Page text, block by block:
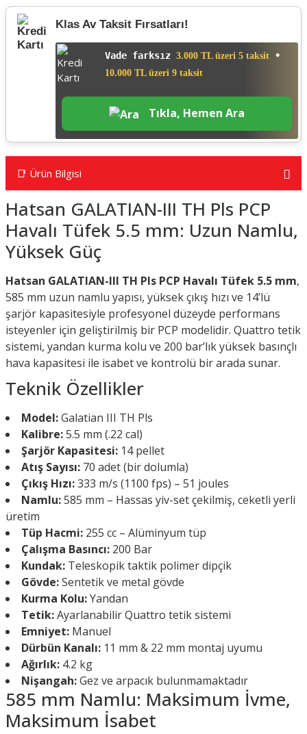
Klas Av Taksit Fırsatları!
Vade farksız 3.000 TL üzeri 5 taksit •
10.000 TL üzeri 9 taksit
Tıkla, Hemen Ara
📑 Ürün Bilgisi
Hatsan GALATIAN-III TH Pls PCP
Havalı Tüfek 5.5 mm: Uzun Namlu,
Yüksek Güç
Hatsan GALATIAN-III TH Pls PCP Havalı Tüfek 5.5 mm,
585 mm uzun namlu yapısı, yüksek çıkış hızı ve 14’lü
şarjör kapasitesiyle profesyonel düzeyde performans
isteyenler için geliştirilmiş bir PCP modelidir. Quattro tetik
sistemi, yandan kurma kolu ve 200 bar’lık yüksek basınçlı
hava kapasitesi ile isabet ve kontrolü bir arada sunar.
Teknik Özellikler
Model:Galatian III TH Pls
Kalibre:5.5 mm (.22 cal)
Şarjör Kapasitesi: 14 pellet
Atış Sayısı: 70 adet (bir dolumla)
Çıkış Hızı:333 m/s (1100 fps) – 51 joules
Namlu:585 mm – Hassas yiv-set çekilmiş, ceketli yerli
üretim
Tüp Hacmi: 255 cc – Alüminyum tüp
Çalışma Basıncı: 200 Bar
Kundak: Teleskopik taktik polimer dipçik
Gövde:Sentetik ve metal gövde
Kurma Kolu:Yandan
Tetik:Ayarlanabilir Quattro tetik sistemi
Emniyet: Manuel
Dürbün Kanalı: 11 mm & 22 mm montaj uyumu
Ağırlık: 4.2 kg
Nişangah:Gez ve arpacık bulunmamaktadır
585 mm Namlu: Maksimum İvme,
Maksimum İsabet